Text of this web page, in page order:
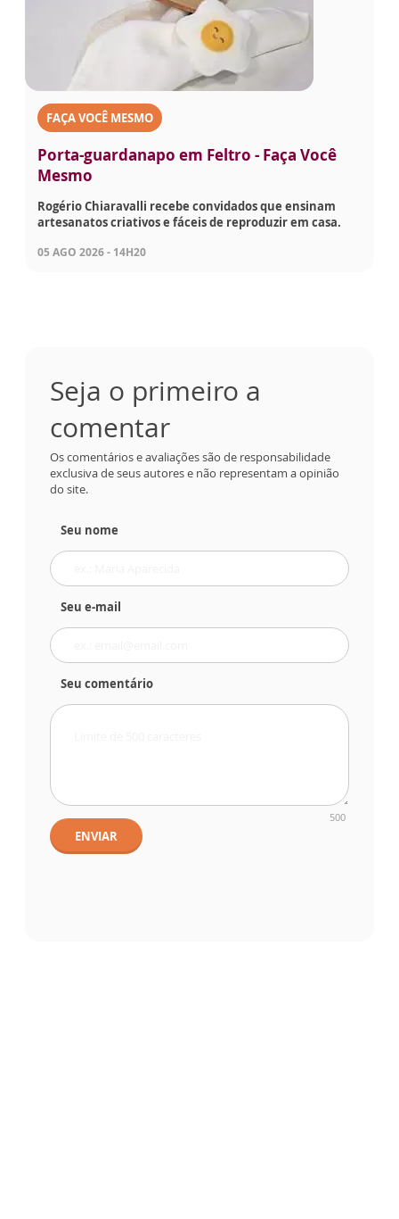
FAÇA VOCÊ MESMO
Porta-guardanapo em Feltro - Faça Você
Mesmo
Rogério Chiaravalli recebe convidados que ensinam
artesanatos criativos e fáceis de reproduzir em casa.
05 AGO 2026 - 14H20
Seja o primeiro a
comentar
Os comentários e avaliações são de responsabilidade
exclusiva de seus autores e não representam a opinião
do site.
Seu nome
Seu e-mail
Seu comentário
500
ENVIAR